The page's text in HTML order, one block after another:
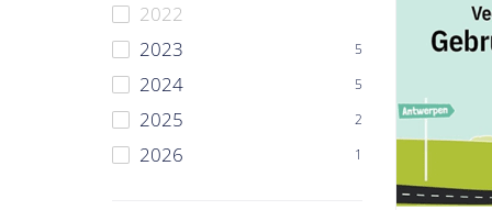
2022
2023
5
2024 5
2025 2
2026 1